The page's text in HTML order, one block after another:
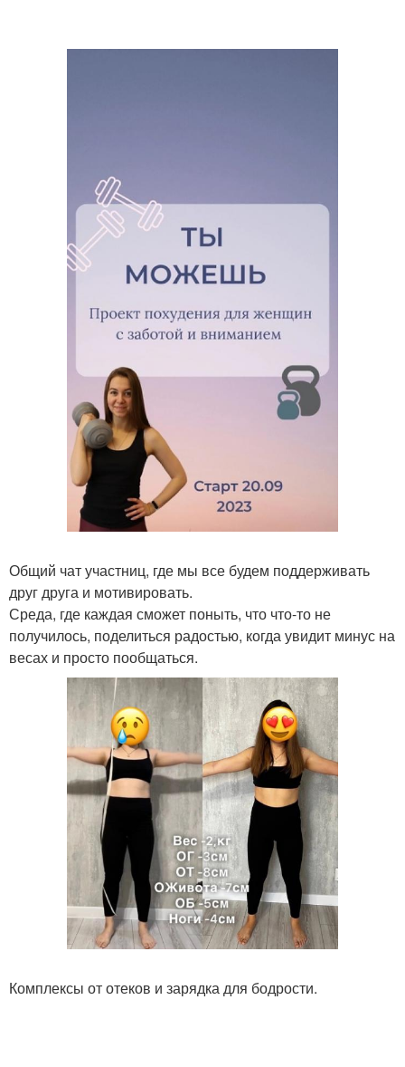
Общий чат участниц, где мы все будем поддерживать
друг друга и мотивировать.
Среда, где каждая сможет поныть, что что-то не
получилось, поделиться радостью, когда увидит минус на
весах и просто пообщаться.
Комплексы от отеков и зарядка для бодрости.